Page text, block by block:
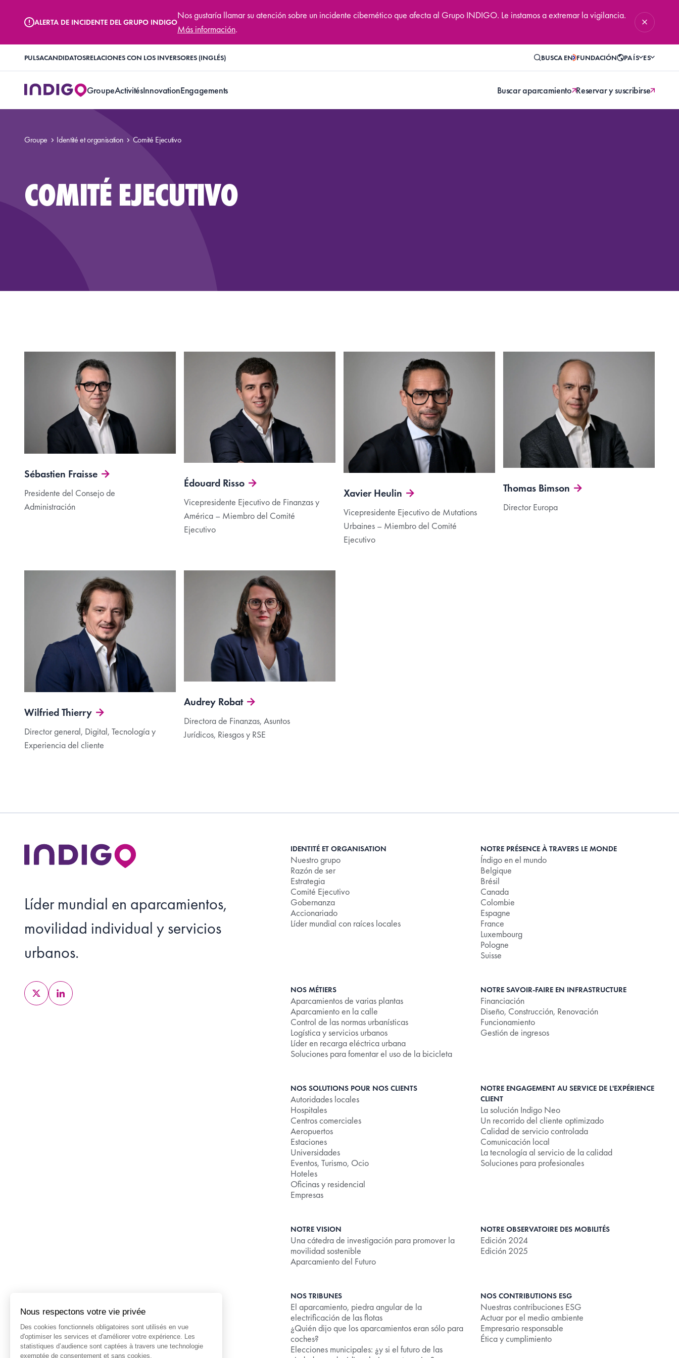
ALERTA DE INCIDENTE DEL GRUPO INDIGO
Nos gustaría llamar su atención sobre un incidente cibernético que afecta al Grupo INDIGO. Le instamos a extremar la vigilancia.
Más información.
PULSACANDIDATOSRELACIONES CON LOS INVERSORES (INGLÉS) BUSCA EN FUNDACIÓN PAÍS ES
GroupeActivitésInnovationEngagements Buscar aparcamiento Reservar y suscribirse
Groupe Identité et organisation Comité Ejecutivo
COMITÉ EJECUTIVO
Sébastien Fraisse
Presidente del Consejo de
Administración
Édouard Risso
Vicepresidente Ejecutivo de Finanzas y
América – Miembro del Comité
Ejecutivo
Xavier Heulin
Vicepresidente Ejecutivo de Mutations
Urbaines – Miembro del Comité
Ejecutivo
Thomas Bimson
Director Europa
Wilfried Thierry
Director general, Digital, Tecnología y
Experiencia del cliente
Audrey Robat
Directora de Finanzas, Asuntos
Jurídicos, Riesgos y RSE
Líder mundial en aparcamientos,
movilidad individual y servicios
urbanos.
IDENTITÉ ET ORGANISATION
Nuestro grupo
Razón de ser
Estrategia
Comité Ejecutivo
Gobernanza
Accionariado
Líder mundial con raíces locales
NOTRE PRÉSENCE À TRAVERS LE MONDE
Índigo en el mundo
Belgique
Brésil
Canada
Colombie
Espagne
France
Luxembourg
Pologne
Suisse
NOS MÉTIERS
Aparcamientos de varias plantas
Aparcamiento en la calle
Control de las normas urbanísticas
Logística y servicios urbanos
Líder en recarga eléctrica urbana
Soluciones para fomentar el uso de la bicicleta
NOTRE SAVOIR-FAIRE EN INFRASTRUCTURE
Financiación
Diseño, Construcción, Renovación
Funcionamiento
Gestión de ingresos
NOS SOLUTIONS POUR NOS CLIENTS
Autoridades locales
Hospitales
Centros comerciales
Aeropuertos
Estaciones
Universidades
Eventos, Turismo, Ocio
Hoteles
Oficinas y residencial
Empresas
NOTRE ENGAGEMENT AU SERVICE DE L'EXPÉRIENCE
CLIENT
La solución Indigo Neo
Un recorrido del cliente optimizado
Calidad de servicio controlada
Comunicación local
La tecnología al servicio de la calidad
Soluciones para profesionales
NOTRE VISION
Una cátedra de investigación para promover la
movilidad sostenible
Aparcamiento del Futuro
NOTRE OBSERVATOIRE DES MOBILITÉS
Edición 2024
Edición 2025
NOS TRIBUNES
El aparcamiento, piedra angular de la
electrificación de las flotas
¿Quién dijo que los aparcamientos eran sólo para
coches?
Elecciones municipales: ¿y si el futuro de las
NOS CONTRIBUTIONS ESG
Nuestras contribuciones ESG
Actuar por el medio ambiente
Empresario responsable
Ética y cumplimiento
Nous respectons votre vie privée
Des cookies fonctionnels obligatoires sont utilisés en vue
d'optimiser les services et d'améliorer votre expérience. Les
statistiques d’audience sont captées à travers une technologie
exemptée de consentement et sans cookies.